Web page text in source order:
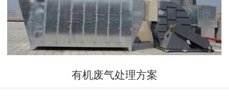
1/1
有机废气处理方案